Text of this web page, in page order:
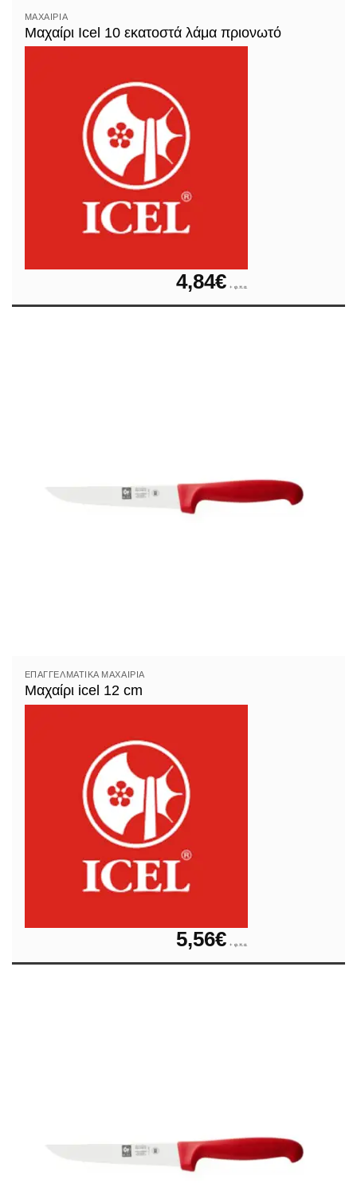
ΜΑΧΑΊΡΙΑ
Μαχαίρι Icel 10 εκατοστά λάμα πριονωτό
4,84€ + φ.π.α.
ΕΠΑΓΓΕΛΜΑΤΙΚΆ ΜΑΧΑΊΡΙΑ
Μαχαίρι icel 12 cm
5,56€ + φ.π.α.